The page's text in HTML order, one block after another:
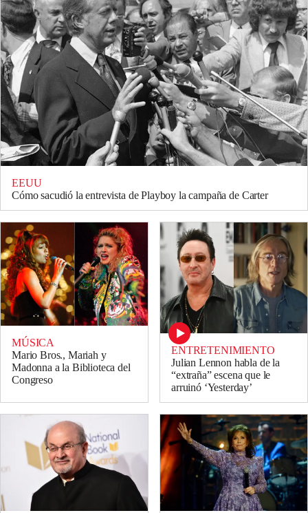
EEUU
Cómo sacudió la entrevista de Playboy la campaña de Carter
MÚSICA
Mario Bros., Mariah y
Madonna a la Biblioteca del
Congreso
ENTRETENIMIENTO
Julian Lennon habla de la
“extraña” escena que le
arruinó ‘Yesterday’